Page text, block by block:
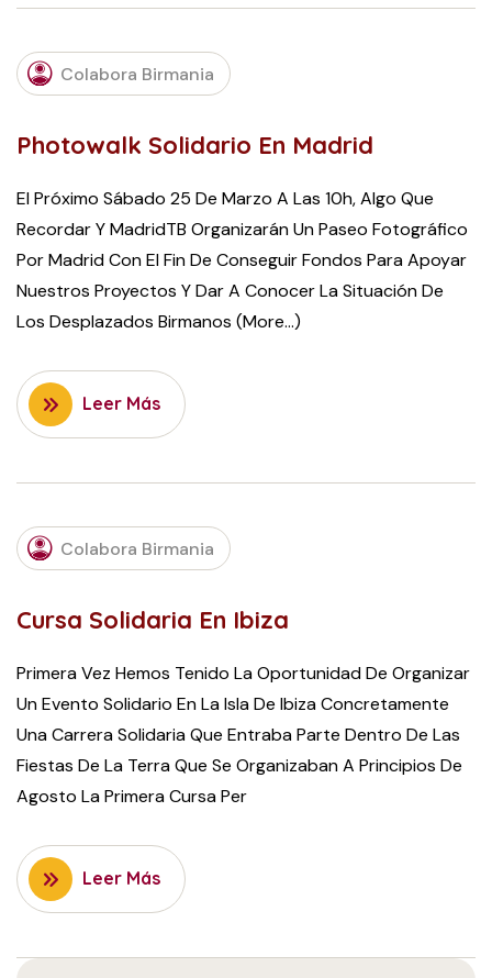
MARCH
9, 2017
Colabora Birmania
Photowalk Solidario En Madrid
El Próximo Sábado 25 De Marzo A Las 10h, Algo Que
Recordar Y MadridTB Organizarán Un Paseo Fotográfico
Por Madrid Con El Fin De Conseguir Fondos Para Apoyar
Nuestros Proyectos Y Dar A Conocer La Situación De
Los Desplazados Birmanos (more…)
Leer Más
AUGUST
18, 2015
Colabora Birmania
Cursa Solidaria En Ibiza
Primera Vez Hemos Tenido La Oportunidad De Organizar
Un Evento Solidario En La Isla De Ibiza Concretamente
Una Carrera Solidaria Que Entraba Parte Dentro De Las
Fiestas De La Terra Que Se Organizaban A Principios De
Agosto La Primera Cursa Per
Leer Más